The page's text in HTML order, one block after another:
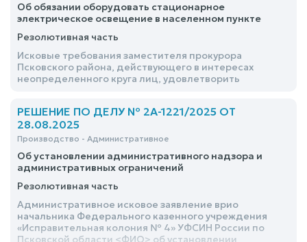
Об обязании оборудовать стационарное
электрическое освещение в населенном пункте
Резолютивная часть
Исковые требования заместителя прокурора
Псковского района, действующего в интересах
неопределенного круга лиц, удовлетворить
РЕШЕНИЕ ПО ДЕЛУ № 2А-1221/2025 ОТ
28.08.2025
Производство - Административное
Об установлении административного надзора и
административных ограничений
Резолютивная часть
Административное исковое заявление врио
начальника Федерального казенного учреждения
«Исправительная колония № 4» УФСИН России по
Псковской области <ФИО> об установлении